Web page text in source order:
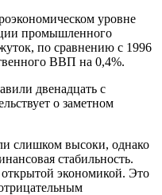
уровне
промышленного
по сравнению с 1996
ВВП на 0,4%.
двенадцать с
о заметном
слишком высоки, однако
стабильность.
открытой экономикой. Это